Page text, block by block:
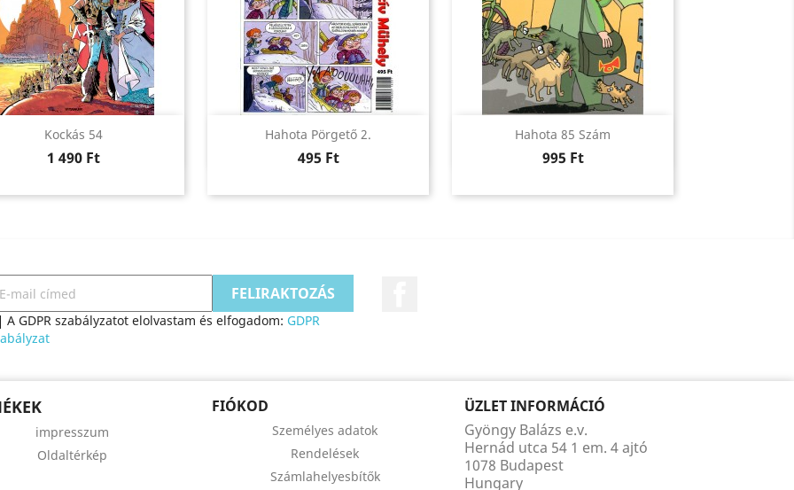
Kockás 54
Ár
1 490 Ft
Előnézet Hahota Pörgető 2.
Ár
495 Ft
Előnézet Hahota 85 Szám
Ár
995 Ft
Előnézet
A GDPR szabályzatot elolvastam és elfogadom: GDPR
impresszum
Oldaltérkép
FIÓKOD
Személyes adatok
Rendelések
Számlahelyesbítők
ÜZLET INFORMÁCIÓ
Gyöngy Balázs e.v.
Hernád utca 54 1 em. 4 ajtó
1078 Budapest
Hungary